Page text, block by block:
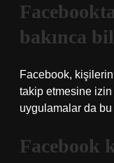
bakınca
Facebook,
takip etmesine
uygulamalar da bu
Facebook